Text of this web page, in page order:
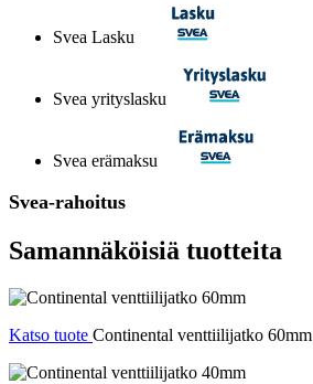
Svea Lasku
Svea yrityslasku
Svea erämaksu
Svea-rahoitus
Samannäköisiä tuotteita
Katso tuote Continental venttiilijatko 60mm